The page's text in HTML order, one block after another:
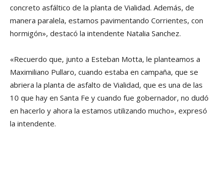
concreto asfáltico de la planta de Vialidad. Además, de
manera paralela, estamos pavimentando Corrientes, con
hormigón», destacó la intendente Natalia Sanchez.
«Recuerdo que, junto a Esteban Motta, le planteamos a
Maximiliano Pullaro, cuando estaba en campaña, que se
abriera la planta de asfalto de Vialidad, que es una de las
10 que hay en Santa Fe y cuando fue gobernador, no dudó
en hacerlo y ahora la estamos utilizando mucho», expresó
la intendente.